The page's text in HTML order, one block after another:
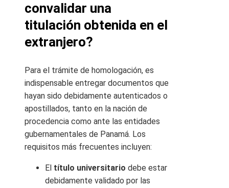
convalidar una
titulación obtenida en el
extranjero?
Para el trámite de homologación, es
indispensable entregar documentos que
hayan sido debidamente autenticados o
apostillados, tanto en la nación de
procedencia como ante las entidades
gubernamentales de Panamá. Los
requisitos más frecuentes incluyen:
El título universitario debe estar
debidamente validado por las